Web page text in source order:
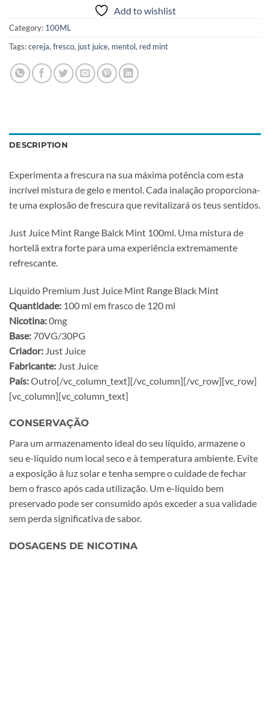
Add to wishlist
Category: 100ML
Tags:cereja, fresco, just juice, mentol, red mint
DESCRIPTION
Experimenta a frescura na sua máxima potência com esta
incrível mistura de gelo e mentol. Cada inalação proporciona-
te uma explosão de frescura que revitalizará os teus sentidos.
Just Juice Mint Range Balck Mint 100ml. Uma mistura de
hortelã extra forte para uma experiência extremamente
refrescante.
Líquido Premium Just Juice Mint Range Black Mint
Quantidade: 100 ml em frasco de 120 ml
Nicotina:0mg
Base: 70VG/30PG
Criador: Just Juice
Fabricante: Just Juice
País:Outro[/vc_column_text][/vc_column][/vc_row][vc_row]
[vc_column][vc_column_text]
CONSERVAÇÃO
Para um armazenamento ideal do seu líquido, armazene o
seu e-líquido num local seco e à temperatura ambiente. Evite
a exposição à luz solar e tenha sempre o cuidade de fechar
bem o frasco após cada utilização. Um e-líquido bem
preservado pode ser consumido após exceder a sua validade
sem perda significativa de sabor.
DOSAGENS DE NICOTINA